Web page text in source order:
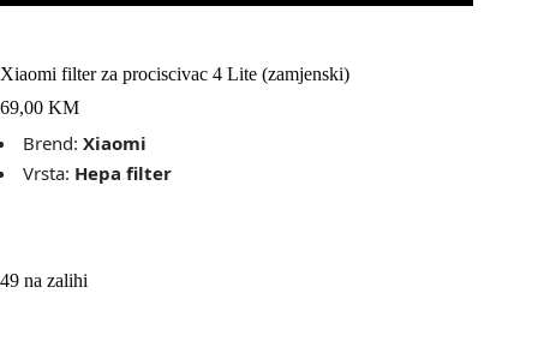
Xiaomi filter za prociscivac 4 Lite (zamjenski)
69,00 KM
Brend: Xiaomi
Vrsta: Hepa filter
49 na zalihi